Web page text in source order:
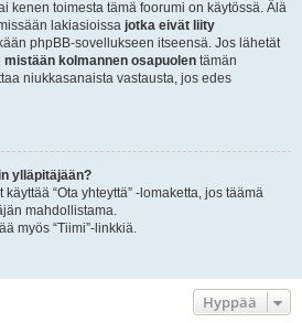
kenen toimesta tämä foorumi on käytössä. Älä
lakiasioissa jotka eivät liity
phpBB-sovellukseen itseensä. Jos lähetät
mistään kolmannen osapuolen tämän
niukkasanaista vastausta, jos edes
ylläpitäjään?
“Ota yhteyttä” -lomaketta, jos täämä
mahdollistama.
myös “Tiimi”-linkkiä.
Hyppää